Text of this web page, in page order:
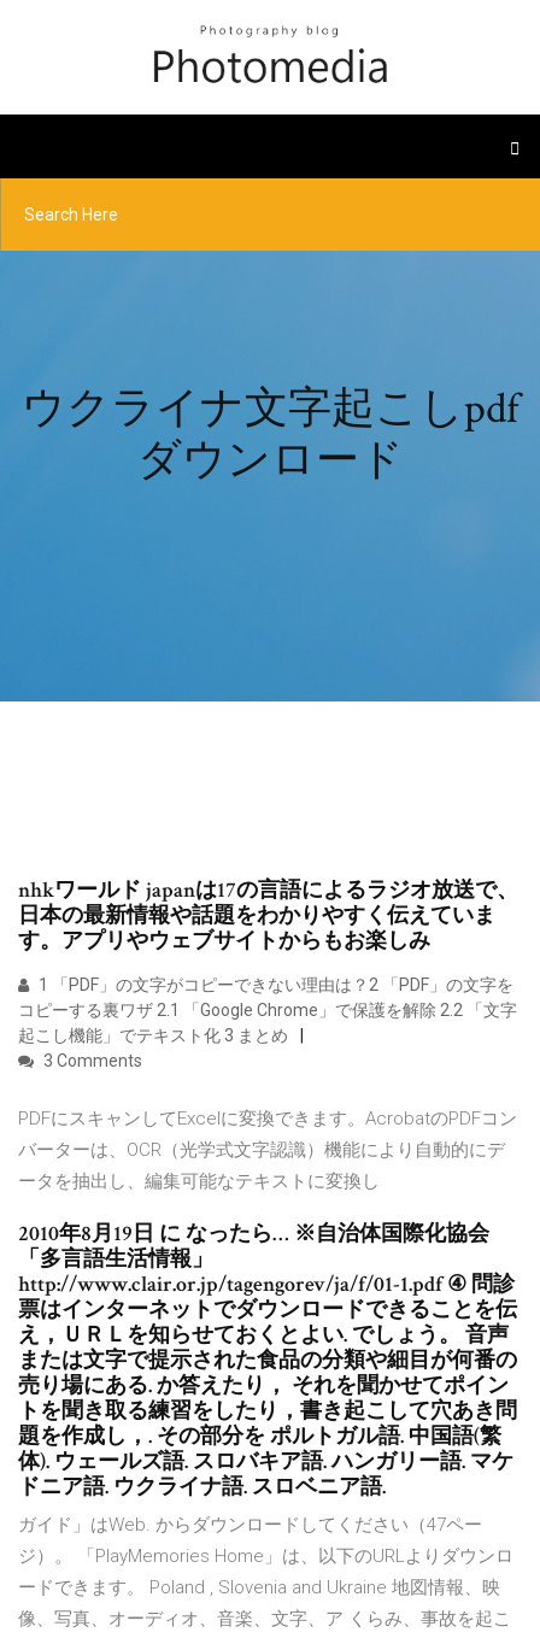
ウクライナ文字起こしpdf
ダウンロード
nhkワールド japanは17の言語によるラジオ放送で、
日本の最新情報や話題をわかりやすく伝えていま
す。アプリやウェブサイトからもお楽しみ
1 「PDF」の文字がコピーできない理由は？2 「PDF」の文字を
コピーする裏ワザ 2.1 「Google Chrome」で保護を解除 2.2 「文字
起こし機能」でテキスト化 3 まとめ
3 Comments
PDFにスキャンしてExcelに変換できます。AcrobatのPDFコン
バーターは、OCR（光学式文字認識）機能により自動的にデ
ータを抽出し、編集可能なテキストに変換し
2010年8月19日 に なったら… ※自治体国際化協会
「多言語生活情報」
http://www.clair.or.jp/tagengorev/ja/f/01-1.pdf ④ 問診
票はインターネットでダウンロードできることを伝
え，ＵＲＬを知らせておくとよい. でしょう。 音声
または文字で提示された食品の分類や細目が何番の
売り場にある. か答えたり， それを聞かせてポイン
トを聞き取る練習をしたり，書き起こして穴あき問
題を作成し，. その部分を ポルトガル語. 中国語(繁
体). ウェールズ語. スロバキア語. ハンガリー語. マケ
ドニア語. ウクライナ語. スロベニア語.
ガイド」はWeb. からダウンロードしてください（47ペー
ジ）。 「PlayMemories Home」は、以下のURLよりダウンロ
ードできます。 Poland , Slovenia and Ukraine 地図情報、映
像、写真、オーディオ、音楽、文字、ア くらみ、事故を起こ